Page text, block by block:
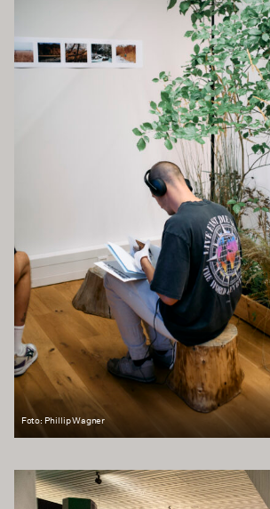
Foto: Phillip Wagner